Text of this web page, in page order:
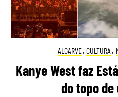
ALGARVE, CULTURA ,
Kanye West faz
do topo de